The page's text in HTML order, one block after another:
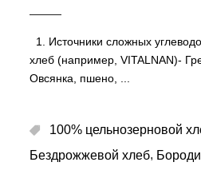
1. Источники сложных
хлеб (например, VITALNAN)-
Овсянка, пшено,
100% цельнозерновой
Бездрожжевой хлеб,